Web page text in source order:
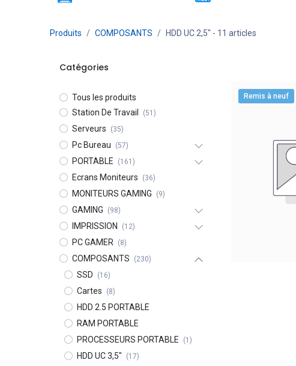
Produits COMPOSANTS HDD UC 2,5" - 11 articles
Catégories
Tous les produits
Station De Travail
(51)
Serveurs (35)
Pc Bureau (57)
PORTABLE (161)
Ecrans Moniteurs (36)
MONITEURS GAMING (9)
GAMING (98)
IMPRISSION (12)
PC GAMER (8)
COMPOSANTS (230)
SSD (16)
Cartes (8)
HDD 2.5 PORTABLE
RAM PORTABLE
PROCESSEURS PORTABLE
(1)
HDD UC 3,5" (17)
Remis à neuf